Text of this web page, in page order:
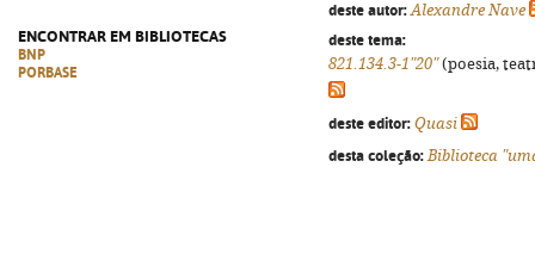
ENCONTRAR EM BIBLIOTECAS
BNP
PORBASE
deste autor: Alexandre Nave
deste tema:
821.134.3-1"20"(poesia,
deste editor: Quasi
desta coleção: Biblioteca